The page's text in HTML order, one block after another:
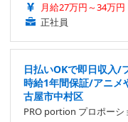
月給27万円～34万円
正社員
日払いOKで即日収入/
時給1年間保証/アニメ
古屋市中村区
PRO portion プロポーシ